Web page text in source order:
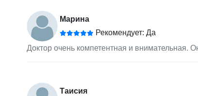
Марина
Рекомендует: Да
Доктор очень компетентная и внимательная.
Таисия